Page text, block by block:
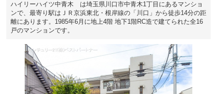
ハイリーハイツ中青木 は埼玉県川口市中青木1丁目にあるマンショ
ンで、最寄り駅はＪＲ京浜東北・根岸線の「川口」から徒歩14分の距
離にあります。1985年6月に地上4階 地下1階RC造で建てられた全16
戸のマンションです。